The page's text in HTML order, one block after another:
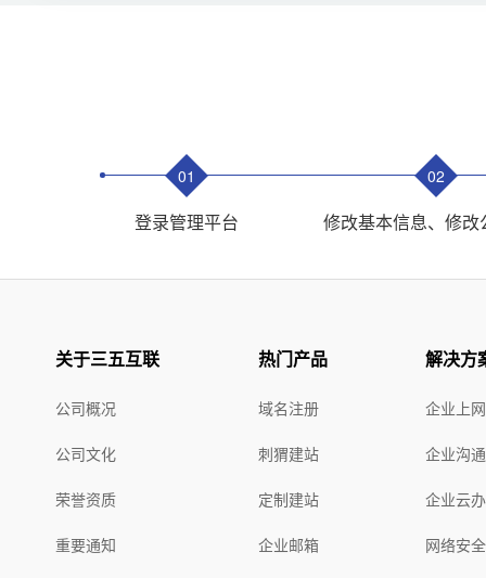
01
登录管理平台
02
修改基本信息、修改
关于三五互联
公司概况
公司文化
荣誉资质
重要通知
热门产品
域名注册
刺猬建站
定制建站
企业邮箱
解决方
企业上
企业沟
企业云
网络安